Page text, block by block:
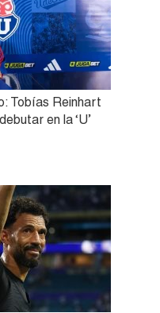
Tobías Reinhart
en la ‘U’